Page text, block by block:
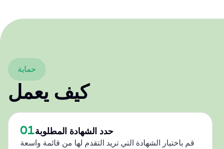
حماية
كيف يعمل
01حدد الشهادة المطلوبة
قم باختيار الشهادة التي تريد التقدم لها من قائمة واسعة